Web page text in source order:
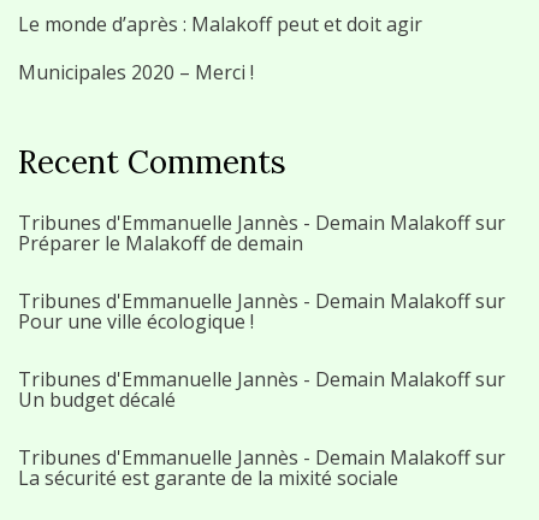
Le monde d’après : Malakoff peut et doit agir
Municipales 2020 – Merci !
Recent Comments
Tribunes d'Emmanuelle Jannès - Demain Malakoffsur
Préparer le Malakoff de demain
Tribunes d'Emmanuelle Jannès - Demain Malakoffsur
Pour une ville écologique !
Tribunes d'Emmanuelle Jannès - Demain Malakoffsur
Un budget décalé
Tribunes d'Emmanuelle Jannès - Demain Malakoffsur
La sécurité est garante de la mixité sociale